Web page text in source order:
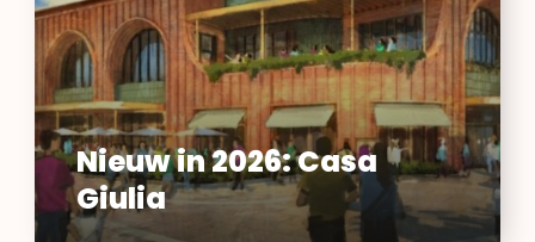
Giulia
Nieuw in 2026: Casa
Giulia